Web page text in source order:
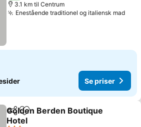
3.1 km til Centrum
Enestående traditionel og italiensk mad
Se priser
Del Føj til favoritter
Golden Berden Boutique
Hotel